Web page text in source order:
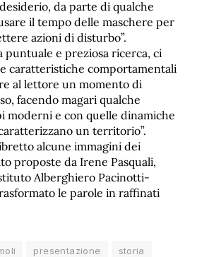
da parte di qualche
il tempo delle maschere per
azioni di disturbo”.
puntuale e preziosa ricerca, ci
caratteristiche comportamentali
al lettore un momento di
facendo magari qualche
moderni e con quelle dinamiche
un territorio”.
alcune immagini dei
proposte da Irene Pasquali,
Alberghiero Pacinotti-
le parole in raffinati
presentazione storia